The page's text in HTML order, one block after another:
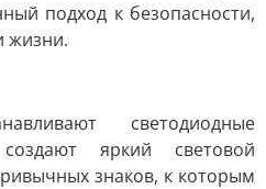
подход к безопасности,
жизни.
светодиодные
яркий световой
знаков, к которым